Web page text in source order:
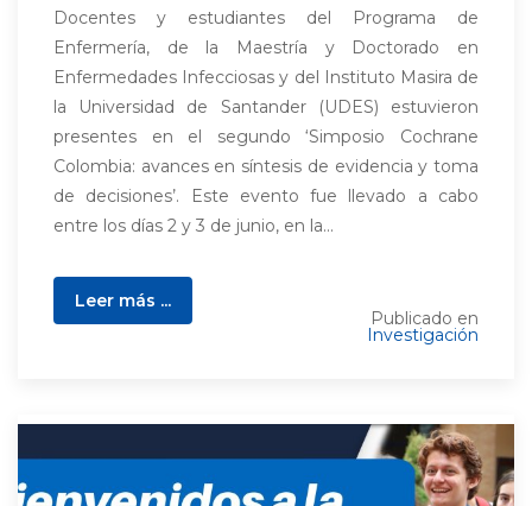
Docentes y estudiantes del Programa de
Enfermería, de la Maestría y Doctorado en
Enfermedades Infecciosas y del Instituto Masira de
la Universidad de Santander (UDES) estuvieron
presentes en el segundo ‘Simposio Cochrane
Colombia: avances en síntesis de evidencia y toma
de decisiones’. Este evento fue llevado a cabo
entre los días 2 y 3 de junio, en la...
Leer más ...
Publicado en
Investigación